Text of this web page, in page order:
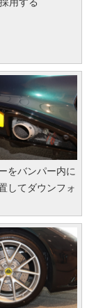
をバンパー内に
してダウンフォ